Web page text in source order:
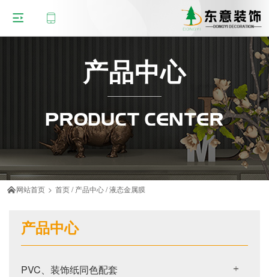
产品中心
PRODUCT CENTER
网站首页 > 首页/产品中心/液态金属膜
产品中心
PVC、装饰纸同色配套